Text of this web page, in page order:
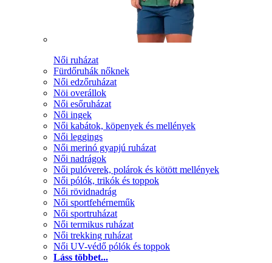
Női ruházat
Fürdőruhák nőknek
Női edzőruházat
Nöi overállok
Női esőruházat
Női ingek
Női kabátok, köpenyek és mellények
Női leggings
Női merinó gyapjú ruházat
Női nadrágok
Női pulóverek, polárok és kötött mellények
Női pólók, trikók és toppok
Női rövidnadrág
Női sportfehérneműk
Női sportruházat
Női termikus ruházat
Női trekking ruházat
Női UV-védő pólók és toppok
Láss többet...